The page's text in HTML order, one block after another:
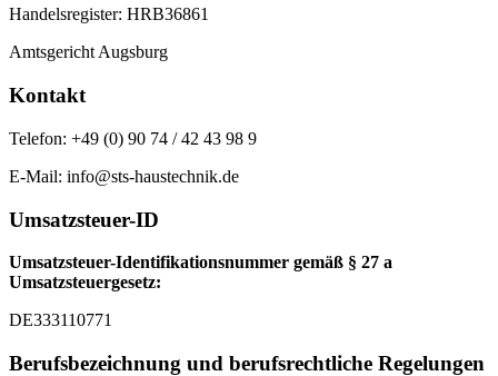
Handelsregister: HRB36861
Amtsgericht Augsburg
Kontakt
Telefon: +49 (0) 90 74 / 42 43 98 9
E-Mail: info@sts-haustechnik.de
Umsatzsteuer-ID
Umsatzsteuer-Identifikationsnummer gemäß § 27 a
Umsatzsteuergesetz:
DE333110771
Berufsbezeichnung und berufsrechtliche Regelungen